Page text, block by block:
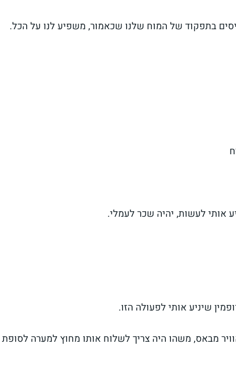
בתפקוד של המוח שלנו שכאמור, משפיע לנו על הכל.
אותי לעשות, יהיה שכר לעמלי.
שיניע אותי לפעולה הזו.
מבאס, משהו היה צריך לשלוח אותו מחוץ למערה